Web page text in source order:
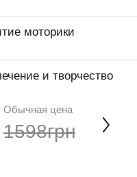
моторики
и творчество
Обычная цена
1598грн